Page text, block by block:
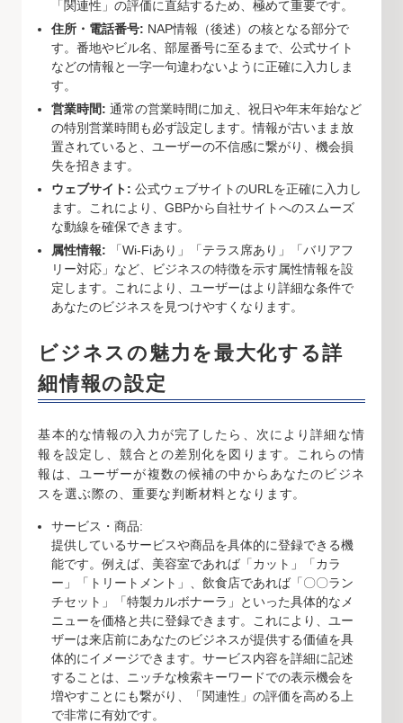
「関連性」の評価に直結するため、極めて重要です。
住所・電話番号: NAP情報（後述）の核となる部分で
す。番地やビル名、部屋番号に至るまで、公式サイト
などの情報と一字一句違わないように正確に入力しま
す。
営業時間: 通常の営業時間に加え、祝日や年末年始など
の特別営業時間も必ず設定します。情報が古いまま放
置されていると、ユーザーの不信感に繋がり、機会損
失を招きます。
ウェブサイト: 公式ウェブサイトのURLを正確に入力し
ます。これにより、GBPから自社サイトへのスムーズ
な動線を確保できます。
属性情報: 「Wi-Fiあり」「テラス席あり」「バリアフ
リー対応」など、ビジネスの特徴を示す属性情報を設
定します。これにより、ユーザーはより詳細な条件で
あなたのビジネスを見つけやすくなります。
ビジネスの魅力を最大化する詳
細情報の設定
基本的な情報の入力が完了したら、次により詳細な情
報を設定し、競合との差別化を図ります。これらの情
報は、ユーザーが複数の候補の中からあなたのビジネ
スを選ぶ際の、重要な判断材料となります。
サービス・商品:
提供しているサービスや商品を具体的に登録できる機
能です。例えば、美容室であれば「カット」「カラ
ー」「トリートメント」、飲食店であれば「〇〇ラン
チセット」「特製カルボナーラ」といった具体的なメ
ニューを価格と共に登録できます。これにより、ユー
ザーは来店前にあなたのビジネスが提供する価値を具
体的にイメージできます。サービス内容を詳細に記述
することは、ニッチな検索キーワードでの表示機会を
増やすことにも繋がり、「関連性」の評価を高める上
で非常に有効です。